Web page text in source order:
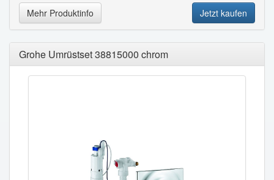
Mehr Produktinfo Jetzt kaufen
Grohe Umrüstset 38815000 chrom